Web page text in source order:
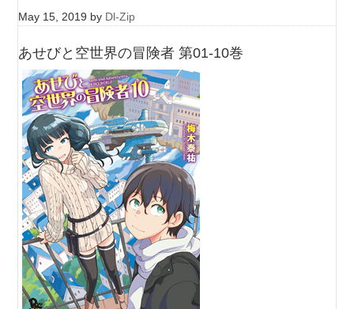
May 15, 2019 by Dl-Zip
あせびと空世界の冒険者 第01-10巻